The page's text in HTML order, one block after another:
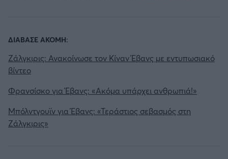
ΔΙΑΒΑΣΕ ΑΚΟΜΗ:
Ζάλγκιρις: Ανακοίνωσε τον Κίναν Έβανς με εντυπωσιακό
βίντεο
Φρανσίσκο για Έβανς: «Ακόμα υπάρχει ανθρωπιά!»
Μπόλντγουϊν για Έβανς: «Τεράστιος σεβασμός στη
Ζάλγκιρις»